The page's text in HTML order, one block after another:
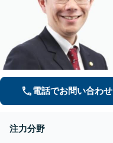
電話でお問い合わせ
注力分野